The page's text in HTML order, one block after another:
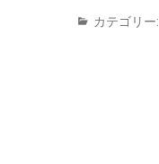
カテゴリー: